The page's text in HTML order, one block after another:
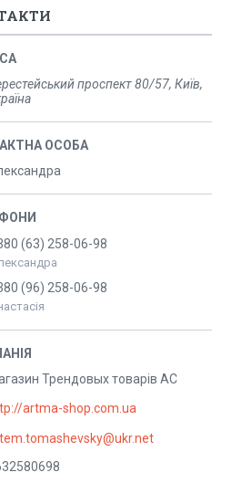
проспект 80/57, Київ,
(63) 258-06-98
(96) 258-06-98
Трендовых товарів АС
artma-shop.com.ua